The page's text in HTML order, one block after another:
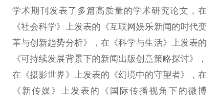
学术期刊发表了多篇高质量的学术研究论文，在
《社会科学》上发表的《互联网娱乐新闻的时代变
革与创新趋势分析》，在《科学与生活》上发表的
《可持续发展背景下的新闻出版创意策略探讨》，
在《摄影世界》上发表的《幻境中的守望者》，在
《新传媒》上发表的《国际传播视角下的微博